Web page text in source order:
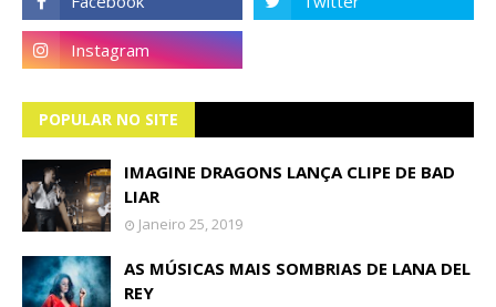
POPULAR NO SITE
IMAGINE DRAGONS LANÇA CLIPE DE BAD
LIAR
Janeiro 25, 2019
AS MÚSICAS MAIS SOMBRIAS DE LANA DEL
REY